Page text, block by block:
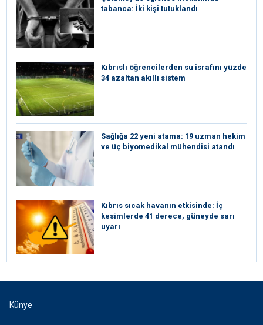
tabanca: İki kişi tutuklandı
Kıbrıslı öğrencilerden su israfını yüzde
34 azaltan akıllı sistem
Sağlığa 22 yeni atama: 19 uzman hekim
ve üç biyomedikal mühendisi atandı
Kıbrıs sıcak havanın etkisinde: İç
kesimlerde 41 derece, güneyde sarı
uyarı
Künye